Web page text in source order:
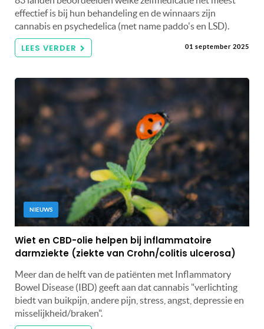
effectief is bij hun behandeling en de winnaars zijn
cannabis en psychedelica (met name paddo's en LSD).
LEES VERDER 01 september 2025
NIEUWS
Wiet en CBD-olie helpen bij inflammatoire
darmziekte (ziekte van Crohn/colitis ulcerosa)
Meer dan de helft van de patiënten met Inflammatory
Bowel Disease (IBD) geeft aan dat cannabis "verlichting
biedt van buikpijn, andere pijn, stress, angst, depressie en
misselijkheid/braken".